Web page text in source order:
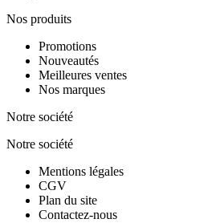
Nos produits
Promotions
Nouveautés
Meilleures ventes
Nos marques
Notre société
Notre société
Mentions légales
CGV
Plan du site
Contactez-nous